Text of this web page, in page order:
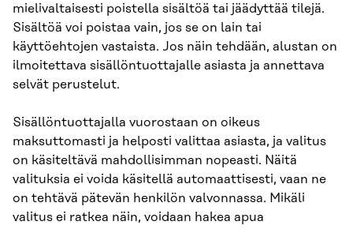
mielivaltaisesti poistella sisältöä tai jäädyttää tilejä.
Sisältöä voi poistaa vain, jos se on lain tai
käyttöehtojen vastaista. Jos näin tehdään, alustan on
ilmoitettava sisällöntuottajalle asiasta ja annettava
selvät perustelut.
Sisällöntuottajalla vuorostaan on oikeus
maksuttomasti ja helposti valittaa asiasta, ja valitus
on käsiteltävä mahdollisimman nopeasti. Näitä
valituksia ei voida käsitellä automaattisesti, vaan ne
on tehtävä pätevän henkilön valvonnassa. Mikäli
valitus ei ratkea näin, voidaan hakea apua